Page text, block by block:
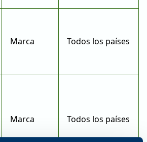
Marca Todos los países
Marca Todos los países